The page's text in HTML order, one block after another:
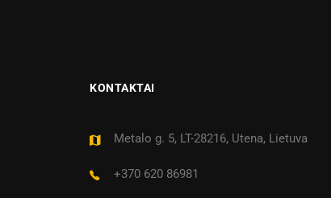
KONTAKTAI
Metalo g. 5, LT-28216, Utena, Lietuva
+370 620 86981